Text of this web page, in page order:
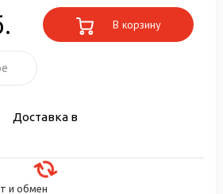
В корзину
Доставка в
и обмен